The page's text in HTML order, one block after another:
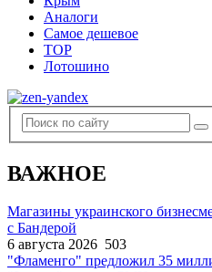
Аналоги
Самое дешевое
TOP
Лотошино
ВАЖНОЕ
Магазины украинского
с Бандерой
6 августа 2026 503
"Фламенго" предложил 35